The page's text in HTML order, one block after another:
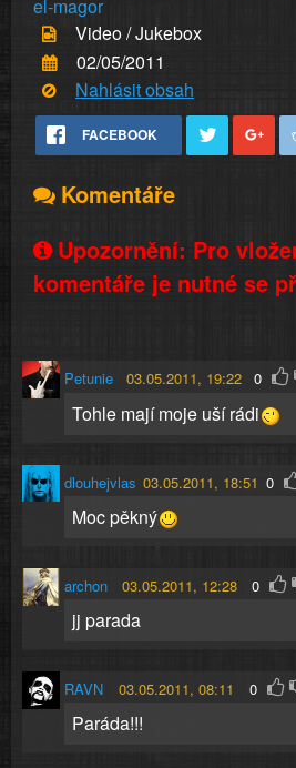
el-magor
Video / Jukebox
02/05/2011
Nahlásit obsah
FACEBOOK
Komentáře
Upozornění: Pro
komentáře je nutné se
Petunie 03.05.2011, 19:22 0
Tohle mají moje uší rádi
dlouhejvlas 03.05.2011, 18:51 0
Moc pěkný
archon 03.05.2011, 12:28 0
jj parada
RAVN 03.05.2011, 08:11 0
Paráda!!!